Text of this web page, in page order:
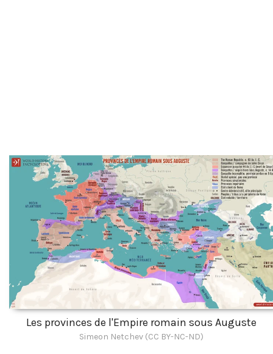
Les provinces de l'Empire romain sous Auguste
Simeon Netchev (CC BY-NC-ND)